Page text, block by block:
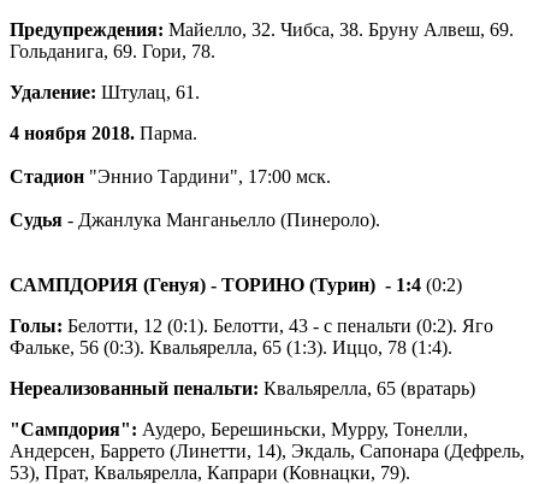
Предупреждения: Майелло, 32. Чибса, 38. Бруну Алвеш, 69.
Гольданига, 69. Гори, 78.
Удаление: Штулац, 61.
4 ноября 2018. Парма.
Стадион "Эннио Тардини", 17:00 мск.
Судья - Джанлука Манганьелло (Пинероло).
САМПДОРИЯ (Генуя) - ТОРИНО (Турин) - 1:4 (0:2)
Голы: Белотти, 12 (0:1). Белотти, 43 - с пенальти (0:2). Яго
Фальке, 56 (0:3). Квальярелла, 65 (1:3). Иццо, 78 (1:4).
Нереализованный пенальти: Квальярелла, 65 (вратарь)
"Сампдория": Аудеро, Берешиньски, Мурру, Тонелли,
Андерсен, Баррето (Линетти, 14), Экдаль, Сапонара (Дефрель,
53), Прат, Квальярелла, Капрари (Ковнацки, 79).